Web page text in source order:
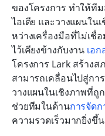
ของโครงการ ทำให้ที
ไอเดีย และวางแผนใน
หว่างเครื่องมือที่ไม่เชื่
ไว้เคียงข้างกับงาน เอก
โครงการ Lark สร้าง
สามารถเคลื่อนไปสู่กา
วางแผนในเชิงภาพที่ถู
ช่วยทีมในด้านการจัดก
ความรวดเร็วมากยิ่งขึ้น